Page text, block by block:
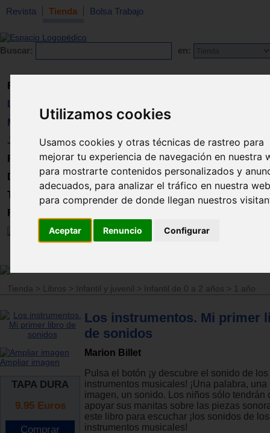
Utilizamos cookies
Usamos cookies y otras técnicas de rastreo para
mejorar tu experiencia de navegación en nuestra
para mostrarte contenidos personalizados y
adecuados, para analizar el tráfico en nuestra
para comprender de donde llegan nuestros
Aceptar Renuncio Configurar
Revista Tienda Bolsa Trabajo
Buscar: en:
Revista
Libros
Material
Juguetes
Formación
Directorio
Trabajo
Registro
Tienda > Libros > Infantil y juvenil > Infantil de 0 a 2 años > 1 año
Ampliar imagen
TAPA DURA
9.95 Euros
Los instrumentos. Mi primer
de sonidos
Marion Billet
Pulsa el botón ¡y descubre el sonido de los
instrumentos musicales! ¡Una palabra, una
imagen, un sonido. Los niños sólo tendrán
apoyar sus manitas sobre las piezas
este libro para escuchar ¡los sonidos de los
instrumentos musicales!